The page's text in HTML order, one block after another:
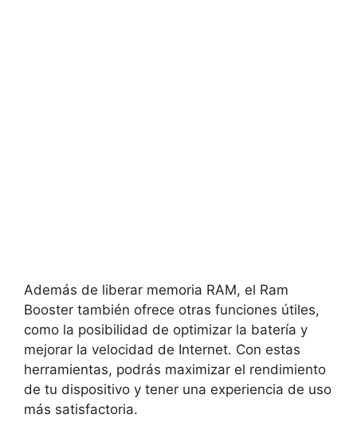
Además de liberar memoria RAM, el Ram
Booster también ofrece otras funciones útiles,
como la posibilidad de optimizar la batería y
mejorar la velocidad de Internet. Con estas
herramientas, podrás maximizar el rendimiento
de tu dispositivo y tener una experiencia de uso
más satisfactoria.